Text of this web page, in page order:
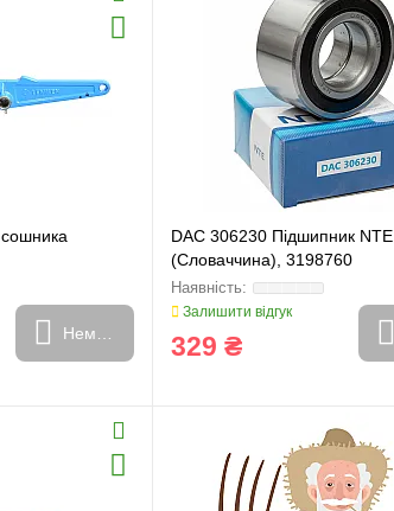
Немає в наявності
DAC 306230 Підшипник NTE
(Словаччина), 3198760
Залишити відгук
329 ₴